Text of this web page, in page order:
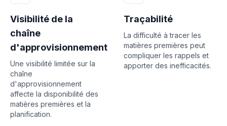
Visibilité de la
chaîne
d'approvisionnement
Une visibilité limitée sur la
chaîne
d'approvisionnement
affecte la disponibilité des
matières premières et la
planification.
Traçabilité
La difficulté à tracer les
matières premières peut
compliquer les rappels et
apporter des inefficacités.